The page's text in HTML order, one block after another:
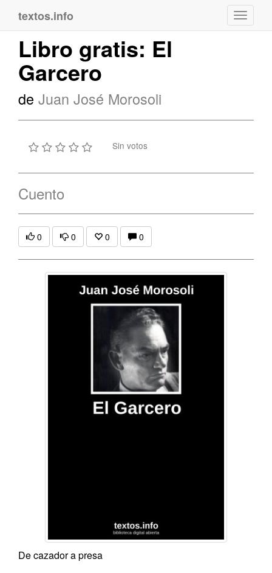
textos.info
Libro gratis: El
Garcero
de Juan José Morosoli
Sin votos
Cuento
0 0 0 0
De cazador a presa